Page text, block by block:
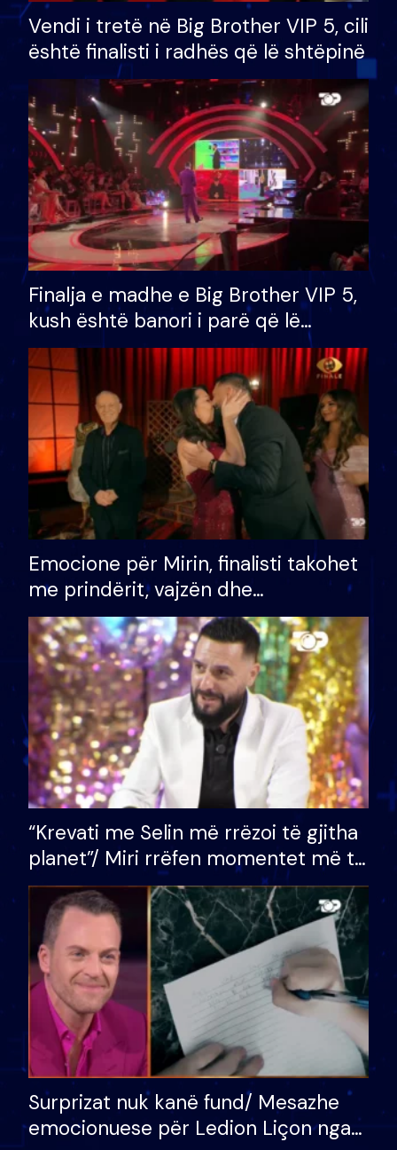
Vendi i tretë në Big Brother VIP 5, cili
është finalisti i radhës që lë shtëpinë
Finalja e madhe e Big Brother VIP 5,
kush është banori i parë që lë
shtëpinë dhe humb mundësinë për
të fituar çmimin e madh
Emocione për Mirin, finalisti takohet
me prindërit, vajzën dhe
bashkëshorten: S’kemi ndonjë letër
divorci apo jo?
“Krevati me Selin më rrëzoi të gjitha
planet”/ Miri rrëfen momentet më të
bukura në shtëpinë e BB VIP: Do më
mungojë zilja e mëngjesit kur…
Surprizat nuk kanë fund/ Mesazhe
emocionuese për Ledion Liçon nga